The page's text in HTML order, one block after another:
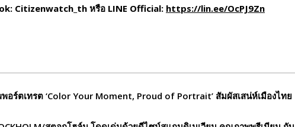
Citizenwatch_th หรือ LINE Official: https://lin.ee/OcPJ9Zn
ร์ตเทรต ‘Color Your Moment, Proud of Portrait’ สัมผัสเสน่ห์เมืองไทย